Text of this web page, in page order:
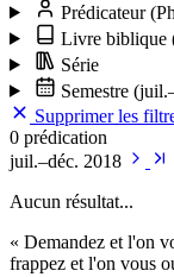
Prédicateur
Livre biblique
Série
Semestre
Supprimer les
0 prédication
juil.–déc. 2018
Aucun résultat...
« Demandez et l'on
frappez et l'on vous